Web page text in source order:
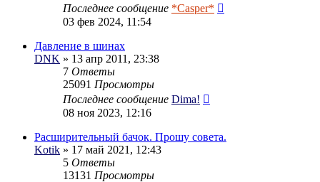
Последнее сообщение *Casper*
03 фев 2024, 11:54
Давление в шинах
DNK » 13 апр 2011, 23:38
7 Ответы
25091 Просмотры
Последнее сообщение Dima!
08 ноя 2023, 12:16
Расширительный бачок. Прошу совета.
Kotik » 17 май 2021, 12:43
5 Ответы
13131 Просмотры